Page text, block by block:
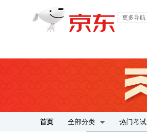
更多导航
首页 全部分类 热门考试